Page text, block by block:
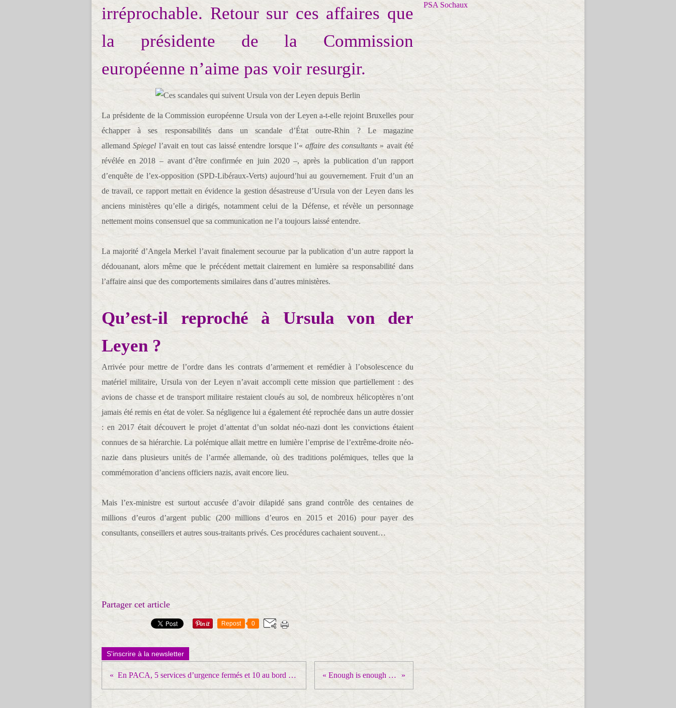
irréprochable. Retour sur ces affaires que
la présidente de la Commission
européenne n’aime pas voir resurgir.
La présidente de la Commission européenne Ursula von der Leyen a-t-elle rejoint Bruxelles pour
échapper à ses responsabilités dans un scandale d’État outre-Rhin ? Le magazine
allemandSpiegel l’avait en tout cas laissé entendre lorsque l’«affaire des consultants » avait été
révélée en 2018 – avant d’être confirmée en juin 2020 –, après la publication d’un rapport
d’enquête de l’ex-opposition (SPD-Libéraux-Verts) aujourd’hui au gouvernement. Fruit d’un an
de travail, ce rapport mettait en évidence la gestion désastreuse d’Ursula von der Leyen dans les
anciens ministères qu’elle a dirigés, notamment celui de la Défense, et révèle un personnage
nettement moins consensuel que sa communication ne l’a toujours laissé entendre.
La majorité d’Angela Merkel l’avait finalement secourue par la publication d’un autre rapport la
dédouanant, alors même que le précédent mettait clairement en lumière sa responsabilité dans
l’affaire ainsi que des comportements similaires dans d’autres ministères.
Qu’est-il reproché à Ursula von der
Leyen ?
Arrivée pour mettre de l’ordre dans les contrats d’armement et remédier à l’obsolescence du
matériel militaire, Ursula von der Leyen n’avait accompli cette mission que partiellement : des
avions de chasse et de transport militaire restaient cloués au sol, de nombreux hélicoptères n’ont
jamais été remis en état de voler. Sa négligence lui a également été reprochée dans un autre dossier
: en 2017 était découvert le projet d’attentat d’un soldat néo-nazi dont les convictions étaient
connues de sa hiérarchie. La polémique allait mettre en lumière l’emprise de l’extrême-droite néo-
nazie dans plusieurs unités de l’armée allemande, où des traditions polémiques, telles que la
commémoration d’anciens officiers nazis, avait encore lieu.
Mais l’ex-ministre est surtout accusée d’avoir dilapidé sans grand contrôle des centaines de
millions d’euros d’argent public (200 millions d’euros en 2015 et 2016) pour payer des
consultants, conseillers et autres sous-traitants privés. Ces procédures cachaient souvent…
Partager cet article
Repost 0
S'inscrire à la newsletter
En PACA, 5 services d’urgence fermés et 10 au bord de l’être ! – Entretien avec Cédric Volait CGT santé PACA qui appelle à participer à la mobilisation du 22 septembre « Enough is enough ! » : Grèves massives et inédites en Grande-Bretagne
PSA Sochaux